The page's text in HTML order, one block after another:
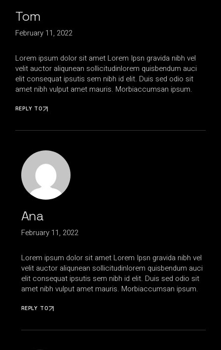
Tom
February 11, 2022
Lorem ipsum dolor sit amet Lorem Ipsn gravida nibh vel
velit auctor aliqunean sollicitudinlorem quisbendum auci
elit consequat ipsutis sem nibh id elit. Duis sed odio sit
amet nibh vulput amet mauris. Morbiaccumsan ipsum.
REPLY TO
Ana
February 11, 2022
Lorem ipsum dolor sit amet Lorem Ipsn gravida nibh vel
velit auctor aliqunean sollicitudinlorem quisbendum auci
elit consequat ipsutis sem nibh id elit. Duis sed odio sit
amet nibh vulput amet mauris. Morbiaccumsan ipsum.
REPLY TO